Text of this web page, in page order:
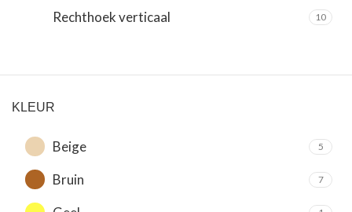
Rechthoek verticaal 10
KLEUR
Beige 5
Bruin 7